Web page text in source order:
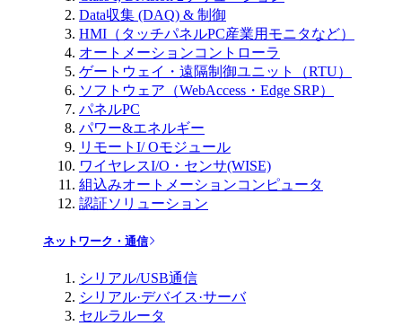
Data収集 (DAQ) & 制御
HMI（タッチパネルPC産業用モニタなど）
オートメーションコントローラ
ゲートウェイ・遠隔制御ユニット（RTU）
ソフトウェア（WebAccess・Edge SRP）
パネルPC
パワー&エネルギー
リモートI/ Oモジュール
ワイヤレスI/O・センサ(WISE)
組込みオートメーションコンピュータ
認証ソリューション
ネットワーク・通信
シリアル/USB通信
シリアル·デバイス·サーバ
セルラルータ